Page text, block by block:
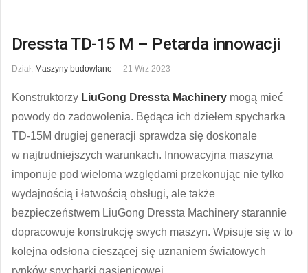
Dressta TD-15 M – Petarda innowacji
Dział: Maszyny budowlane 21 Wrz 2023
Konstruktorzy LiuGong Dressta Machinery mogą mieć
powody do zadowolenia. Będąca ich dziełem spycharka
TD-15M drugiej generacji sprawdza się doskonale
w najtrudniejszych warunkach. Innowacyjna maszyna
imponuje pod wieloma względami przekonując nie tylko
wydajnością i łatwością obsługi, ale także
bezpieczeństwem LiuGong Dressta Machinery starannie
dopracowuje konstrukcję swych maszyn. Wpisuje się w to
kolejna odsłona cieszącej się uznaniem światowych
rynków spycharki gąsienicowej